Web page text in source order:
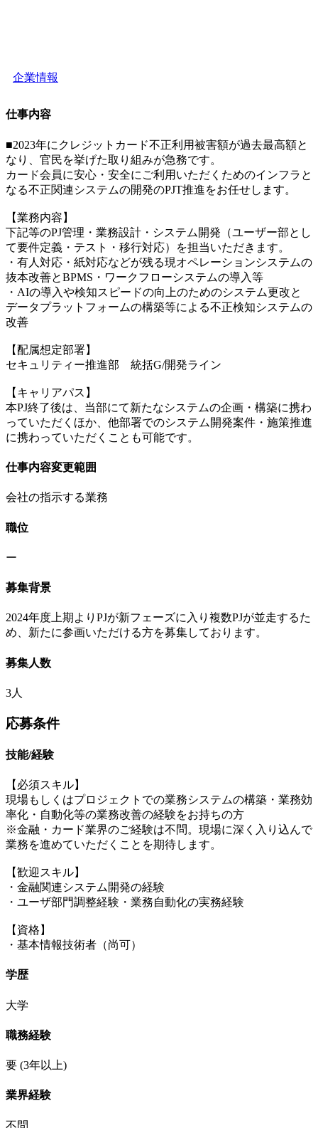
企業情報
仕事内容
■2023年にクレジットカード不正利用被害額が過去最高額と
なり、官民を挙げた取り組みが急務です。
カード会員に安心・安全にご利用いただくためのインフラと
なる不正関連システムの開発のPJT推進をお任せします。
【業務内容】
下記等のPJ管理・業務設計・システム開発（ユーザー部とし
て要件定義・テスト・移行対応）を担当いただきます。
・有人対応・紙対応などが残る現オペレーションシステムの
抜本改善とBPMS・ワークフローシステムの導入等
・AIの導入や検知スピードの向上のためのシステム更改と
データプラットフォームの構築等による不正検知システムの
改善
【配属想定部署】
セキュリティー推進部 統括G/開発ライン
【キャリアパス】
本PJ終了後は、当部にて新たなシステムの企画・構築に携わ
っていただくほか、他部署でのシステム開発案件・施策推進
に携わっていただくことも可能です。
仕事内容変更範囲
会社の指示する業務
職位
ー
募集背景
2024年度上期よりPJが新フェーズに入り複数PJが並走するた
め、新たに参画いただける方を募集しております。
募集人数
3人
応募条件
技能/経験
【必須スキル】
現場もしくはプロジェクトでの業務システムの構築・業務効
率化・自動化等の業務改善の経験をお持ちの方
※金融・カード業界のご経験は不問。現場に深く入り込んで
業務を進めていただくことを期待します。
【歓迎スキル】
・金融関連システム開発の経験
・ユーザ部門調整経験・業務自動化の実務経験
【資格】
・基本情報技術者（尚可）
学歴
大学
職務経験
要 (3年以上)
業界経験
不問